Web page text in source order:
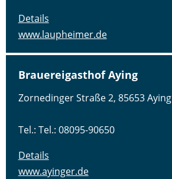
Details
www.laupheimer.de
Brauereigasthof Aying
Zornedinger Straße 2, 85653 Aying
Tel.: Tel.: 08095-90650
Details
www.ayinger.de